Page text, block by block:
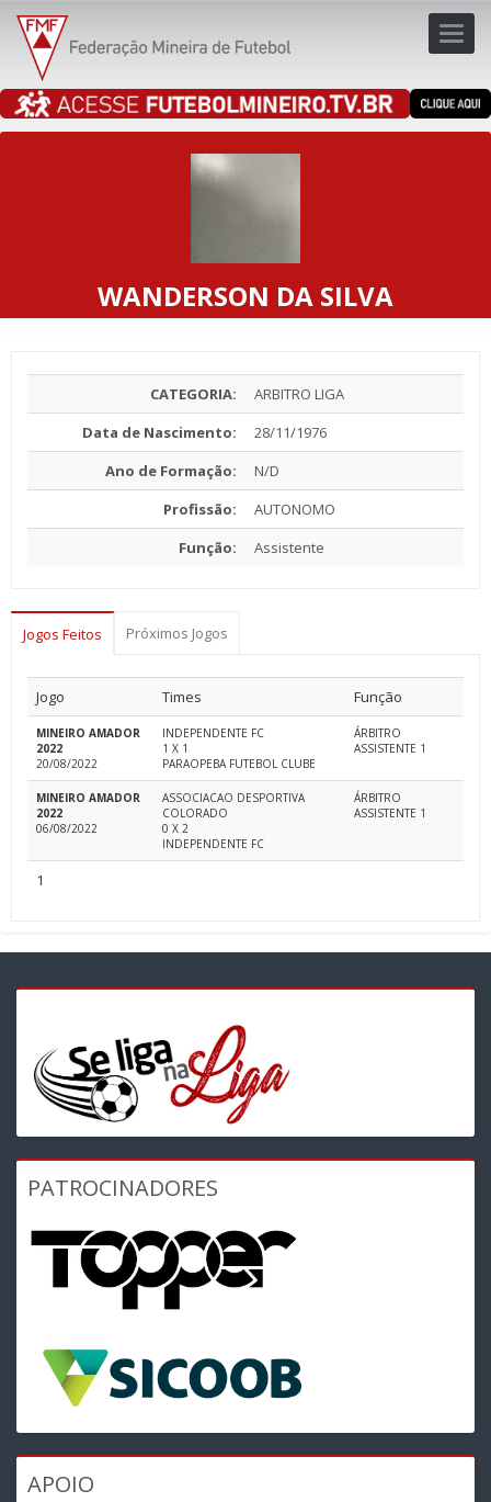
WANDERSON DA SILVA
CATEGORIA:
ARBITRO LIGA
Data de Nascimento:
28/11/1976
Ano de Formação:
N/D
Profissão:
AUTONOMO
Função:
Assistente
Jogos Feitos Próximos Jogos
Jogo Times Função
MINEIRO AMADOR
2022
20/08/2022
INDEPENDENTE FC
1 X 1
PARAOPEBA FUTEBOL CLUBE
ÁRBITRO
ASSISTENTE 1
MINEIRO AMADOR
2022
06/08/2022
ASSOCIACAO DESPORTIVA
COLORADO
0 X 2
INDEPENDENTE FC
ÁRBITRO
ASSISTENTE 1
1
PATROCINADORES
APOIO